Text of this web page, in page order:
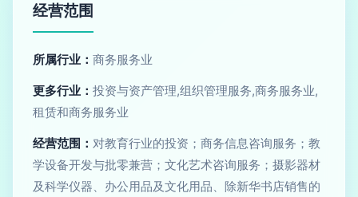
经营范围
所属行业： 商务服务业
更多行业： 投资与资产管理,组织管理服务,商务服务业,
租赁和商务服务业
经营范围： 对教育行业的投资；商务信息咨询服务；教
学设备开发与批零兼营；文化艺术咨询服务；摄影器材
及科学仪器、办公用品及文化用品、除新华书店销售的